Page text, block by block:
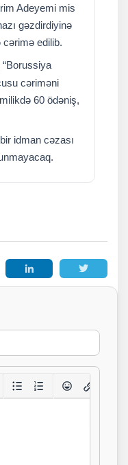
Adeyemi mis
gəzdirdiyinə
edilib.
“Borussiya
cəriməni
60 ödəniş,
idman cəzası